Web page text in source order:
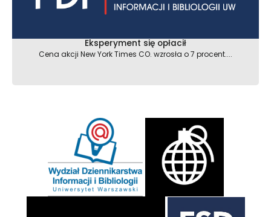
Eksperyment się opłacił
Cena akcji New York Times CO. wzrosła o 7 procent....